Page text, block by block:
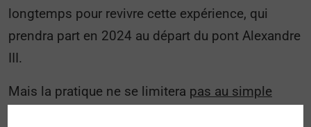
longtemps pour revivre cette expérience, qui
prendra part en 2024 au départ du pont Alexandre
III.
Mais la pratique ne se limitera pas au simple